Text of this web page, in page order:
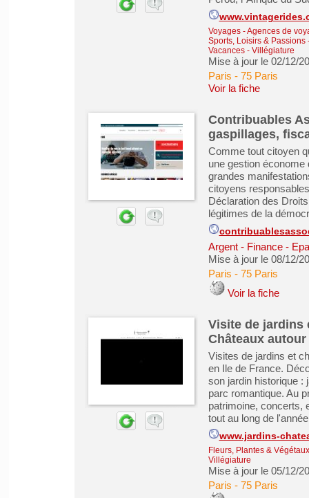
Voyages - Agences de
Sports, Loisirs & Passions
Vacances - Villégiature
Mise à jour le 02/12/
Paris - 75 Paris
Voir la fiche
Contribuables
gaspillages,
Comme tout citoyen
une gestion économe
grandes
citoyens
Déclaration des
légitimes de la
Argent - Finance -
Mise à jour le 08/12/
Paris - 75 Paris
Voir la fiche
Visite de jardins
Châteaux autour
Visites de jardins et
en Ile de France.
son jardin historique :
parc romantique. Au
patrimoine, concerts,
tout au long de
www.jardins-
Fleurs, Plantes & Végétaux
Villégiature
Mise à jour le 05/12/
Paris - 75 Paris